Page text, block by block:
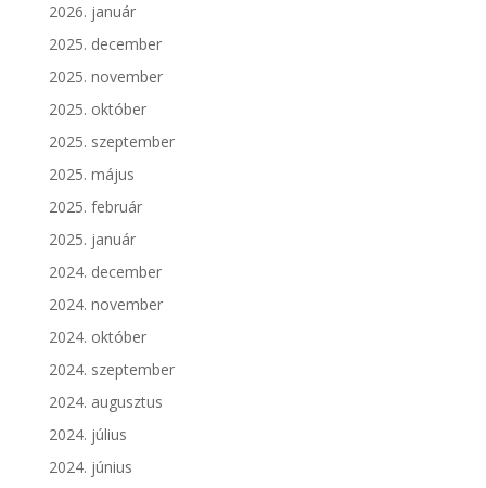
2026. január
2025. december
2025. november
2025. október
2025. szeptember
2025. május
2025. február
2025. január
2024. december
2024. november
2024. október
2024. szeptember
2024. augusztus
2024. július
2024. június